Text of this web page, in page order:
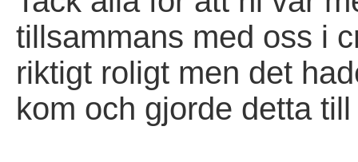
tillsammans med oss i
riktigt roligt men det
kom och gjorde detta